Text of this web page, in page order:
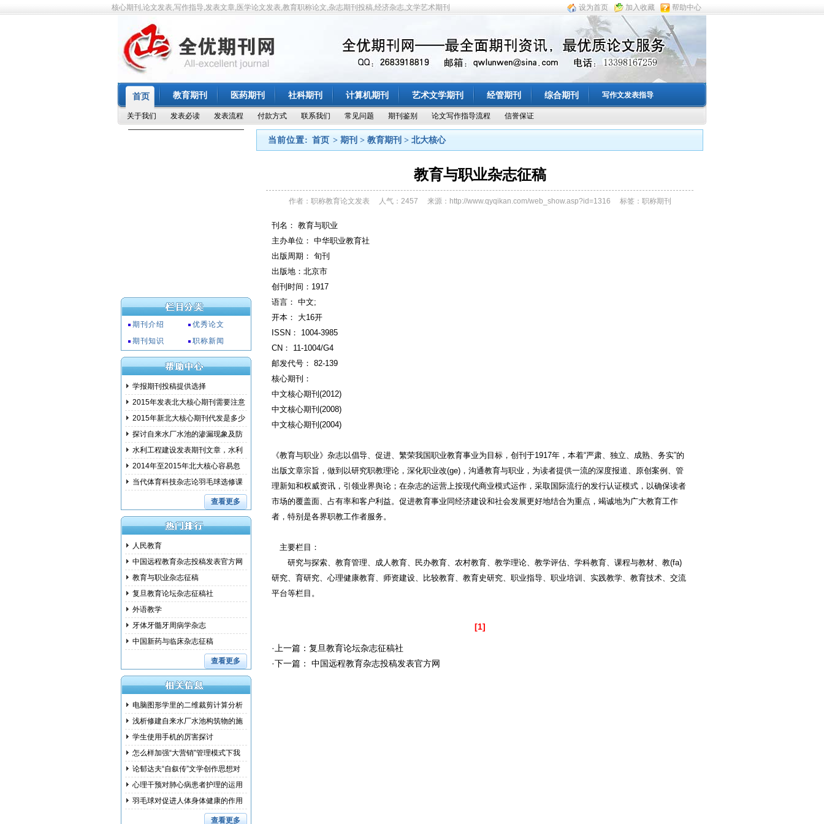
核心期刊,论文发表,写作指导,发表文章,医学论文发表,教育职称论文,杂志期刊投稿,经济杂志,文学艺术期刊 设为首页 加入收藏 帮助中心
首页 教育期刊 医药期刊 社科期刊 计算机期刊 艺术文学期刊 经管期刊 综合期刊 写作文发表指导
关于我们 发表必读 发表流程 付款方式 联系我们 常见问题 期刊鉴别 论文写作指导流程 信誉保证
当前位置: 首页 > 期刊 > 教育期刊 > 北大核心
教育与职业杂志征稿
作者：职称教育论文发表 人气：2457 来源：http://www.qyqikan.com/web_show.asp?id=1316 标签：职称期刊
刊名： 教育与职业
主办单位： 中华职业教育社
出版周期： 旬刊
出版地：北京市
创刊时间：1917
语言： 中文;
开本： 大16开
ISSN： 1004-3985
CN： 11-1004/G4
邮发代号： 82-139
核心期刊：
中文核心期刊(2012)
中文核心期刊(2008)
中文核心期刊(2004)
《教育与职业》杂志以倡导、促进、繁荣我国职业教育事业为目标，创刊于1917年，本着“严肃、独立、成熟、务实”的
出版文章宗旨，做到以研究职教理论，深化职业改(ge)，沟通教育与职业，为读者提供一流的深度报道、原创案例、管
理新知和权威资讯，引领业界舆论；在杂志的运营上按现代商业模式运作，采取国际流行的发行认证模式，以确保读者
市场的覆盖面、占有率和客户利益。促进教育事业同经济建设和社会发展更好地结合为重点，竭诚地为广大教育工作
者，特别是各界职教工作者服务。
主要栏目：
研究与探索、教育管理、成人教育、民办教育、农村教育、教学理论、教学评估、学科教育、课程与教材、教(fa)
研究、育研究、心理健康教育、师资建设、比较教育、教育史研究、职业指导、职业培训、实践教学、教育技术、交流
平台等栏目。
[1]
·上一篇： 复旦教育论坛杂志征稿社
·下一篇：
中国远程教育杂志投稿发表官方网
期刊介绍
优秀论文
期刊知识
职称新闻
学报期刊投稿提供选择
2015年发表北大核心期刊需要注意
事项2015年新北大核心期刊代发是多少
钱?探讨自来水厂水池的渗漏现象及防
范措水利工程建设发表期刊文章，水利
建设2014年至2015年北大核心容易忽
略的问
当代体育科技杂志论羽毛球选修课
查看更多
人民教育
中国远程教育杂志投稿发表官方网
教育与职业杂志征稿
复旦教育论坛杂志征稿社
外语教学
牙体牙髓牙周病学杂志
中国新药与临床杂志征稿
查看更多
电脑图形学里的二维裁剪计算分析
浅析修建自来水厂水池构筑物的施
工措学生使用手机的厉害探讨
怎么样加强“大营销”管理模式下我
国 论郁达夫“自叙传”文学创作思想对
其 心理干预对肺心病患者护理的运用
研究羽毛球对促进人体身体健康的作用
查看更多